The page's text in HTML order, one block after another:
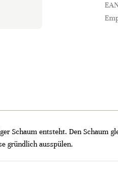
Schaum entsteht. Den Schaum
gründlich ausspülen.